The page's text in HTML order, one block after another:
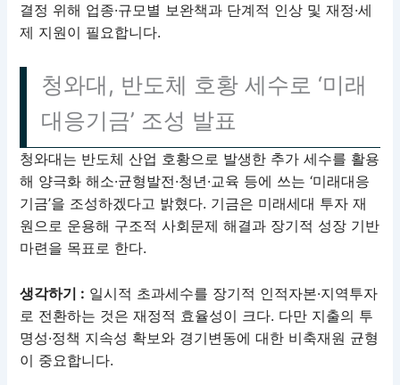
결정 위해 업종·규모별 보완책과 단계적 인상 및 재정·세
제 지원이 필요합니다.
청와대, 반도체 호황 세수로 ‘미래
대응기금’ 조성 발표
청와대는 반도체 산업 호황으로 발생한 추가 세수를 활용
해 양극화 해소·균형발전·청년·교육 등에 쓰는 ‘미래대응
기금’을 조성하겠다고 밝혔다. 기금은 미래세대 투자 재
원으로 운용해 구조적 사회문제 해결과 장기적 성장 기반
마련을 목표로 한다.
생각하기 : 일시적 초과세수를 장기적 인적자본·지역투자
로 전환하는 것은 재정적 효율성이 크다. 다만 지출의 투
명성·정책 지속성 확보와 경기변동에 대한 비축재원 균형
이 중요합니다.